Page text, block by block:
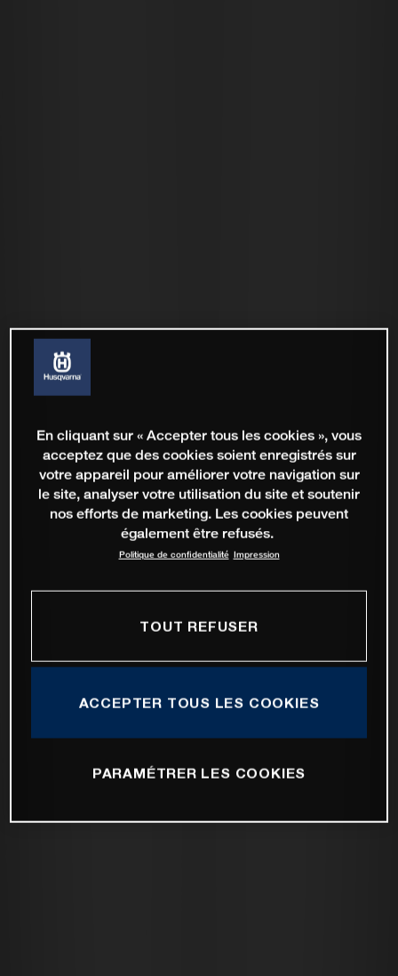
En cliquant sur « Accepter tous les cookies », vous
acceptez que des cookies soient enregistrés sur
votre appareil pour améliorer votre navigation sur
le site, analyser votre utilisation du site et soutenir
nos efforts de marketing. Les cookies peuvent
également être refusés.
Politique de confidentialité Impression
TOUT REFUSER
ACCEPTER TOUS LES COOKIES
PARAMÉTRER LES COOKIES